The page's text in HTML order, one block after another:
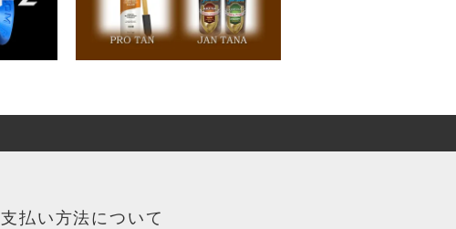
支払い方法について